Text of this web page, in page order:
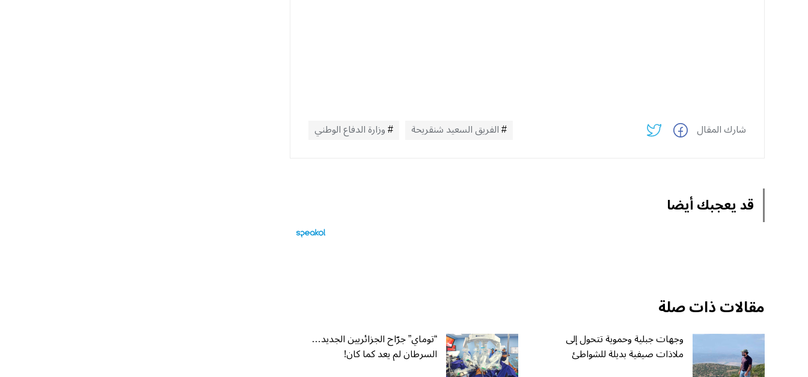
شارك المقال الفريق السعيد شنقريحة وزارة الدفاع الوطني
قد يعجبك أيضا
مقالات ذات صلة
وجهات جبلية وحموية تتحول إلى
ملاذات صيفية بديلة للشواطئ
“توماي” جرّاح الجزائريين الجديد…
السرطان لم يعد كما كان!